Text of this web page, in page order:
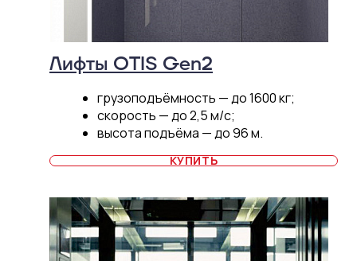
Лифты OTIS Gen2
грузоподъёмность — до 1600 кг;
скорость — до 2,5 м/c;
высота подъёма — до 96 м.
КУПИТЬ